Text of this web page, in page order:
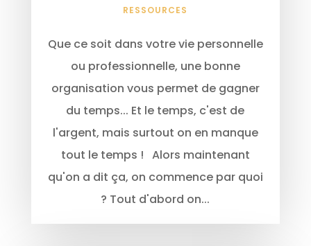
RESSOURCES
Que ce soit dans votre vie personnelle
ou professionnelle, une bonne
organisation vous permet de gagner
du temps... Et le temps, c'est de
l'argent, mais surtout on en manque
tout le temps ! Alors maintenant
qu'on a dit ça, on commence par quoi
? Tout d'abord on...